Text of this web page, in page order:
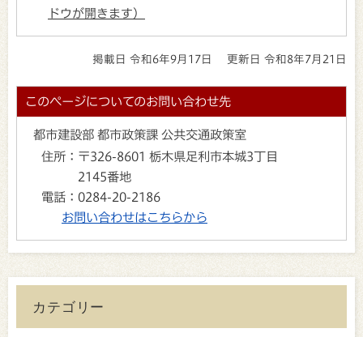
ドウが開きます）
掲載日 令和6年9月17日 更新日 令和8年7月21日
このページについてのお問い合わせ先
都市建設部 都市政策課 公共交通政策室
住所： 〒326-8601 栃木県足利市本城3丁目
2145番地
電話： 0284-20-2186
お問い合わせはこちらから
カテゴリー